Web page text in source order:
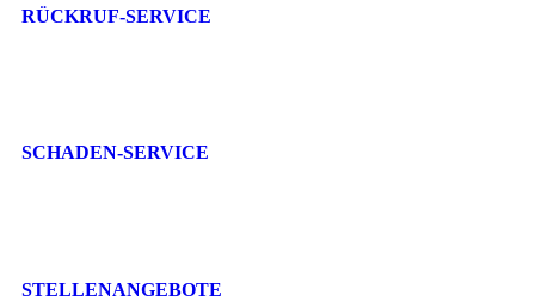
RÜCKRUF-SERVICE
SCHADEN-SERVICE
STELLENANGEBOTE